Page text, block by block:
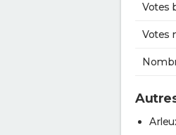
Votes
Votes